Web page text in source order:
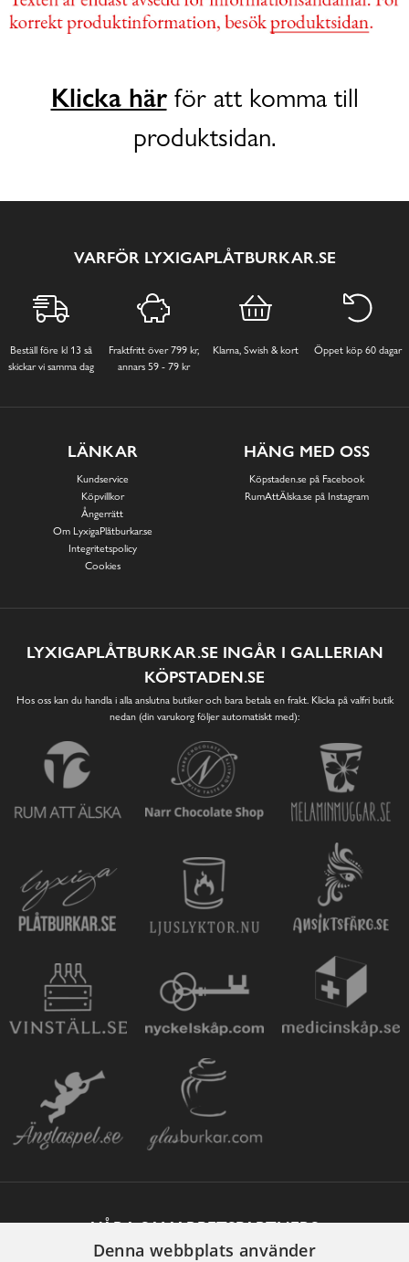
Klicka härför att komma till
produktsidan.
VARFÖR LYXIGAPLÅTBURKAR.SE
Beställ före kl 13 så
skickar vi samma dag
Fraktfritt över 799 kr,
annars 59 - 79 kr
Klarna, Swish & kort Öppet köp 60 dagar
LÄNKAR
Kundservice
Köpvillkor
Ångerrätt
Om LyxigaPlåtburkar.se
Integritetspolicy
Cookies
HÄNG MED OSS
Köpstaden.se på Facebook
RumAttÄlska.se på Instagram
LYXIGAPLÅTBURKAR.SE INGÅR I GALLERIAN
KÖPSTADEN.SE
Hos oss kan du handla i alla anslutna butiker och bara betala en frakt. Klicka på valfri butik
nedan (din varukorg följer automatiskt med):
VÅRA SAMARBETSPARTNERS
Denna webbplats använder